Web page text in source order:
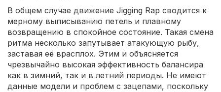
В общем случае движение Jigging Rap сводится к
мерному выписыванию петель и плавному
возвращению в спокойное состояние. Такая смена
ритма несколько запутывает атакующую рыбу,
заставая её врасплох. Этим и объясняется
чрезвычайно высокая эффективность балансира
как в зимний, так и в летний периоды. Не имеют
данные модели и проблем с зацепами, поскольку